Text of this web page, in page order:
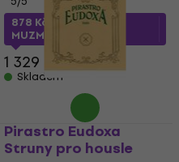
878 Kč
s kódem
MUZMUZ-30
1 329 Kč
Skladem
Pirastro Eudoxa
Struny pro housle